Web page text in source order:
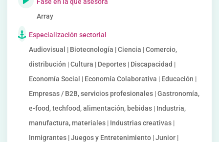
Array
Especialización sectorial
Audiovisual | Biotecnología | Ciencia | Comercio,
distribución | Cultura | Deportes | Discapacidad |
Economía Social | Economía Colaborativa | Educación |
Empresas / B2B, servicios profesionales | Gastronomía,
e-food, techfood, alimentación, bebidas | Industria,
manufactura, materiales | Industrias creativas |
Inmigrantes | Juegos y Entretenimiento | Junior |